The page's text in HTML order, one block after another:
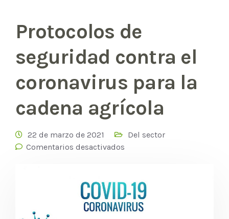
Protocolos de
seguridad contra el
coronavirus para la
cadena agrícola
22 de marzo de 2021
Del sector
Comentarios desactivados